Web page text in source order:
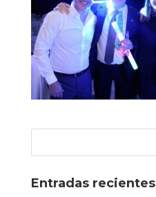
Entradas recientes